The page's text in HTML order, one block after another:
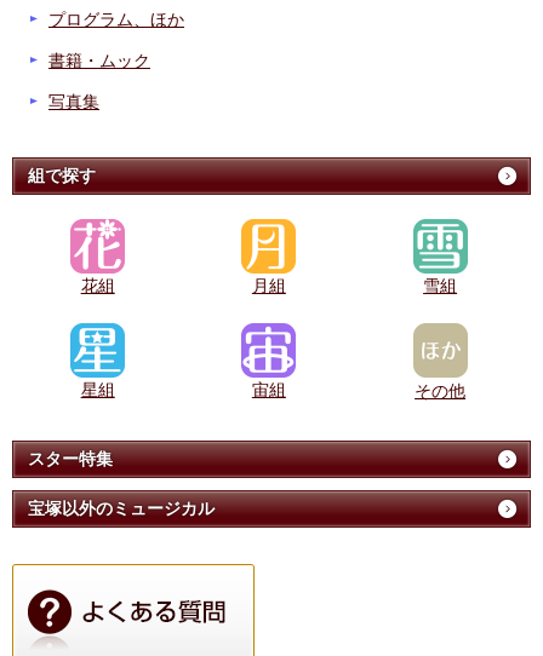
プログラム、ほか
書籍・ムック
写真集
組で探す
花組 月組 雪組
星組 宙組 その他
スター特集
宝塚以外のミュージカル